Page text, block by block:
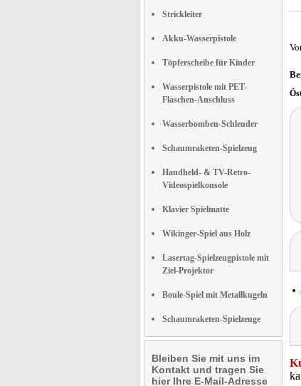
Strickleiter
Akku-Wasserpistole
Töpferscheibe für Kinder
Wasserpistole mit PET-
Flaschen-Anschluss
Wasserbomben-Schleuder
Schaumraketen-Spielzeug
Handheld- & TV-Retro-
Videospielkonsole
Klavier Spielmatte
Wikinger-Spiel aus Holz
Lasertag-Spielzeugpistole mit
Ziel-Projektor
Boule-Spiel mit Metallkugeln
Schaumraketen-Spielzeuge
Bleiben Sie mit uns im
Kontakt und tragen Sie
hier Ihre E-Mail-Adresse